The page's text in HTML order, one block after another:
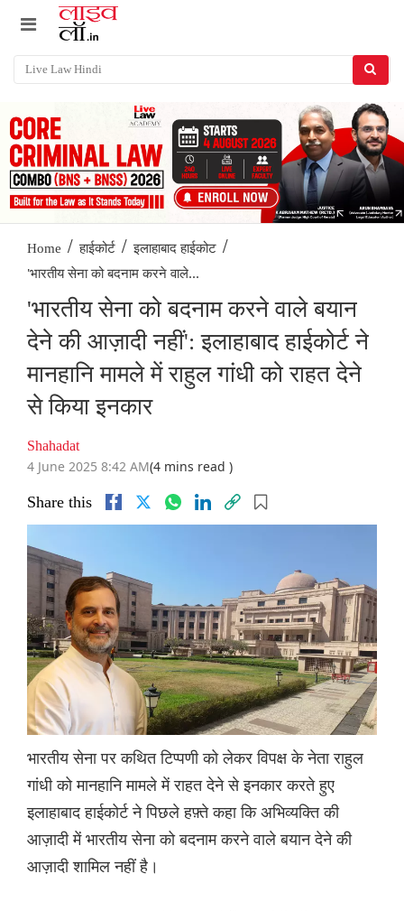
Home / हाईकोर्ट / इलाहाबाद हाईकोट /
'भारतीय सेना को बदनाम करने वाले...
'भारतीय सेना को बदनाम करने वाले बयान
देने की आज़ादी नहीं': इलाहाबाद हाईकोर्ट ने
मानहानि मामले में राहुल गांधी को राहत देने
से किया इनकार
Shahadat
4 June 2025 8:42 AM(4 mins read )
Share this
भारतीय सेना पर कथित टिप्पणी को लेकर विपक्ष के नेता राहुल
गांधी को मानहानि मामले में राहत देने से इनकार करते हुए
इलाहाबाद हाईकोर्ट ने पिछले हफ़्ते कहा कि अभिव्यक्ति की
आज़ादी में भारतीय सेना को बदनाम करने वाले बयान देने की
आज़ादी शामिल नहीं है।